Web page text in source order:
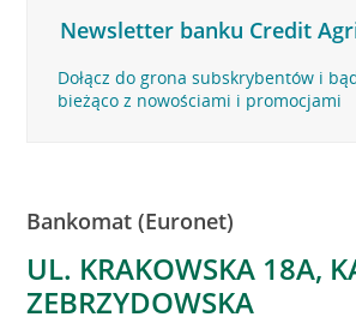
Newsletter banku Credit
Dołącz do grona subskrybentów i
bieżąco z nowościami i promocjami
Bankomat (Euronet)
UL. KRAKOWSKA 18A,
ZEBRZYDOWSKA